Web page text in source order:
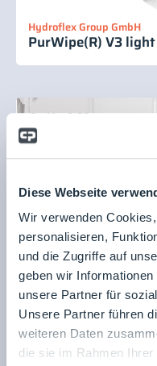
Diese Webseite
Wir verwenden
personalisieren,
und die Zugriffe auf
geben wir
unsere Partner für
Unsere Partner führen
weiteren Daten
die sie im Rahmen
Hydroflex Group GmbH
PurWipe(R) V3
Hydroflex Group GmbH
GO-Wagenserie